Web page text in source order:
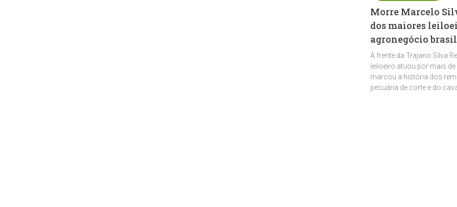
Morre Marcelo
dos maiores
agronegócio
À frente da Trajano Silva
leiloeiro atuou por mais
marcou a história dos
pecuária de corte e do